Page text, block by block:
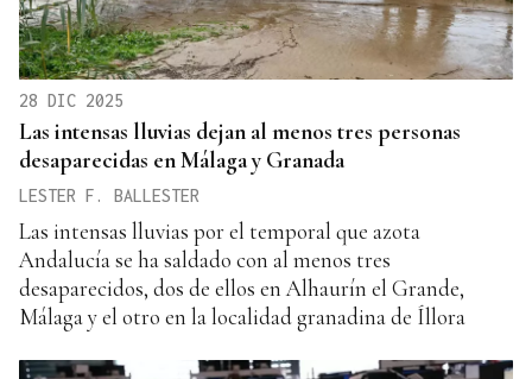
28 DIC 2025
Las intensas lluvias dejan al menos tres personas
desaparecidas en Málaga y Granada
LESTER F. BALLESTER
Las intensas lluvias por el temporal que azota
Andalucía se ha saldado con al menos tres
desaparecidos, dos de ellos en Alhaurín el Grande,
Málaga y el otro en la localidad granadina de Íllora